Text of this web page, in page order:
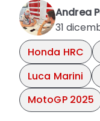
Andrea
31
Honda HRC
Luca Marini
MotoGP 2025